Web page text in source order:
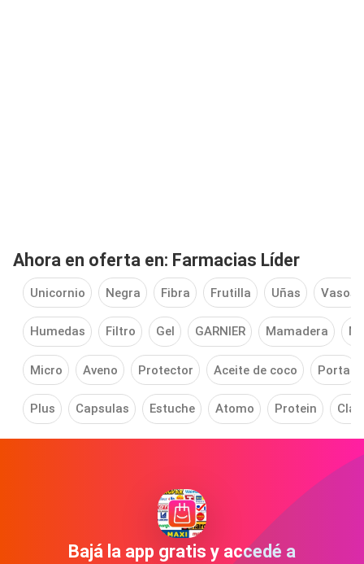
Ahora en oferta en: Farmacias Líder
Unicornio Negra Fibra Frutilla Uñas Vasos
Humedas Filtro Gel GARNIER Mamadera
Micro Aveno Protector Aceite de coco Porta
Plus Capsulas Estuche Atomo Protein
Bajá la app gratis y accedé a